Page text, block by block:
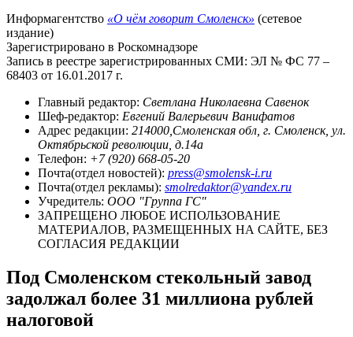
Информагентство «О чём говорит Смоленск» (сетевое
издание)
Зарегистрировано в Роскомнадзоре
Запись в реестре зарегистрированных СМИ: ЭЛ № ФС 77 –
68403 от 16.01.2017 г.
Главный редактор: Светлана Николаевна Савенок
Шеф-редактор: Евгений Валерьевич Ванифатов
Адрес редакции: 214000,Смоленская обл, г. Смоленск, ул.
Октябрьской революции, д.14а
Телефон: +7 (920) 668-05-20
Почта(отдел новостей): press@smolensk-i.ru
Почта(отдел рекламы): smolredaktor@yandex.ru
Учредитель: ООО "Группа ГС"
ЗАПРЕЩЕНО ЛЮБОЕ ИСПОЛЬЗОВАНИЕ
МАТЕРИАЛОВ, РАЗМЕЩЕННЫХ НА САЙТЕ, БЕЗ
СОГЛАСИЯ РЕДАКЦИИ
Под Смоленском стекольный завод
задолжал более 31 миллиона рублей
налоговой